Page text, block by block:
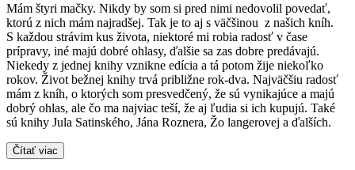
Mám štyri mačky. Nikdy by som si pred nimi nedovolil povedať,
ktorú z nich mám najradšej. Tak je to aj s väčšinou z našich kníh.
S každou strávim kus života, niektoré mi robia radosť v čase
prípravy, iné majú dobré ohlasy, ďalšie sa zas dobre predávajú.
Niekedy z jednej knihy vznikne edícia a tá potom žije niekoľko
rokov. Život bežnej knihy trvá približne rok-dva. Najväčšiu radosť
mám z kníh, o ktorých som presvedčený, že sú vynikajúce a majú
dobrý ohlas, ale čo ma najviac teší, že aj ľudia si ich kupujú. Také
sú knihy Jula Satinského, Jána Roznera, Žo langerovej a ďalších.
Čítať viac